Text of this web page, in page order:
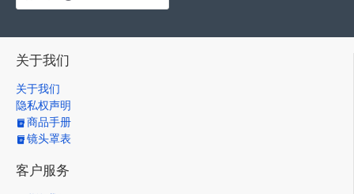
关于我们
关于我们
隐私权声明
商品手册
镜头罩表
客户服务